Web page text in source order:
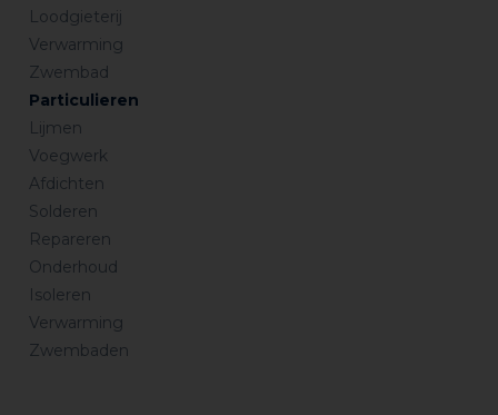
Loodgieterij
Verwarming
Zwembad
Particulieren
Lijmen
Voegwerk
Afdichten
Solderen
Repareren
Onderhoud
Isoleren
Verwarming
Zwembaden